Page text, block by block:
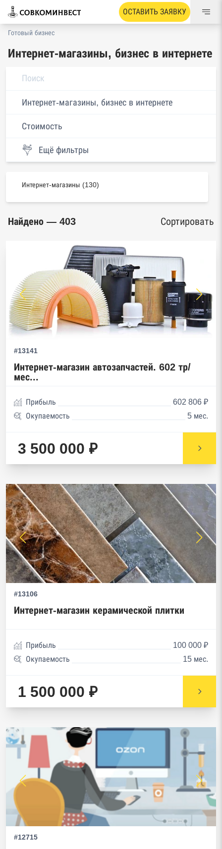
ОСТАВИТЬ ЗАЯВКУ
Готовый бизнес
Интернет-магазины, бизнес в интернете
Интернет-магазины, бизнес в интернете
Стоимость
Ещё фильтры
Интернет-магазины (130)
Найдено — 403 Сортировать
#13141
Интернет-магазин автозапчастей. 602 тр/
мес...
Прибыль
602 806 ₽
Окупаемость
5 мес.
3 500 000 ₽
#13106
Интернет-магазин керамической плитки
Прибыль
100 000 ₽
Окупаемость
15 мес.
1 500 000 ₽
#12715